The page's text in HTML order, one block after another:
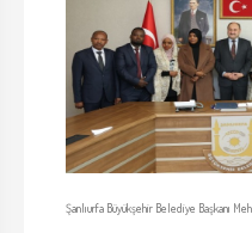
Şanlıurfa Büyükşehir Belediye Başkanı